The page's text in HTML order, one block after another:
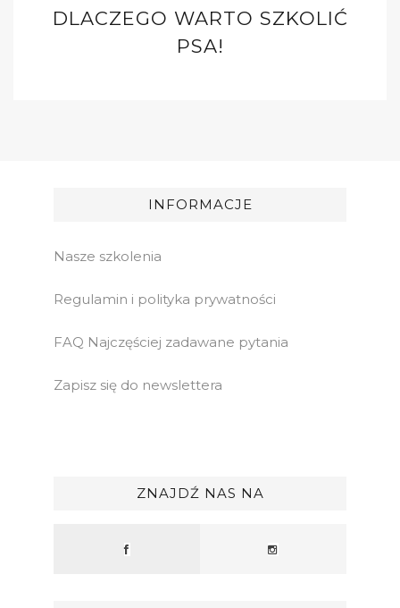
DLACZEGO WARTO SZKOLIĆ
PSA!
INFORMACJE
Nasze szkolenia
Regulamin i polityka prywatności
FAQ Najczęściej zadawane pytania
Zapisz się do newslettera
ZNAJDŹ NAS NA